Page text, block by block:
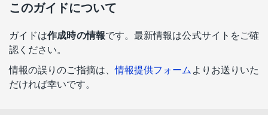
このガイドについて
ガイドは作成時の情報です。最新情報は公式サイトをご確
認ください。
情報の誤りのご指摘は、情報提供フォーム よりお送りいた
だければ幸いです。